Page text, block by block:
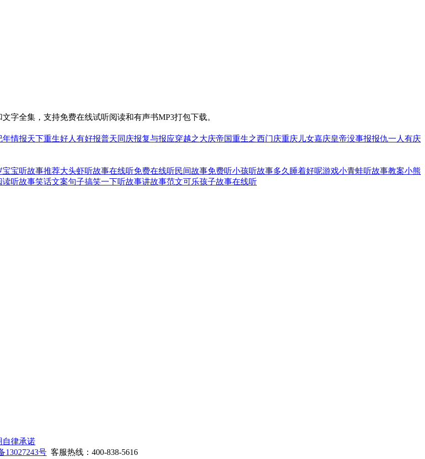
字全集，支持免费在线试听阅读和有声书MP3打包下载。
年情报天下重生好人有好报普天同庆报复与报应穿越之大庆帝国重生之西门庆重庆儿女嘉庆皇帝没事报报仇一人有庆
宝宝听故事推荐大头虾听故事在线听免费在线听民间故事免费听小孩听故事多久睡着好呢游戏小青蛙听故事教案小熊
读听故事笑话文案句子搞笑一下听故事讲故事范文可乐孩子故事在线听
自律承诺
13027243号 客服热线：400-838-5616